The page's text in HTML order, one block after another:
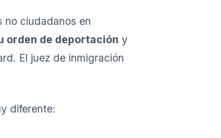
no ciudadanos en
orden de deportación y
El juez de inmigración
diferente: